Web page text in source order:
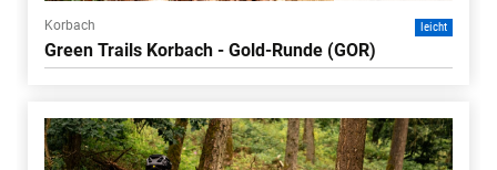
Korbach leicht
Green Trails Korbach - Gold-Runde (GOR)